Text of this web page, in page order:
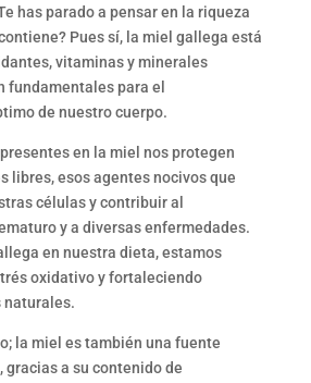
has parado a pensar en la riqueza
Pues sí, la miel gallega está
vitaminas y minerales
fundamentales para el
de nuestro cuerpo.
en la miel nos protegen
libres, esos agentes nocivos que
células y contribuir al
y a diversas enfermedades.
en nuestra dieta, estamos
oxidativo y fortaleciendo
naturales.
la miel es también una fuente
gracias a su contenido de